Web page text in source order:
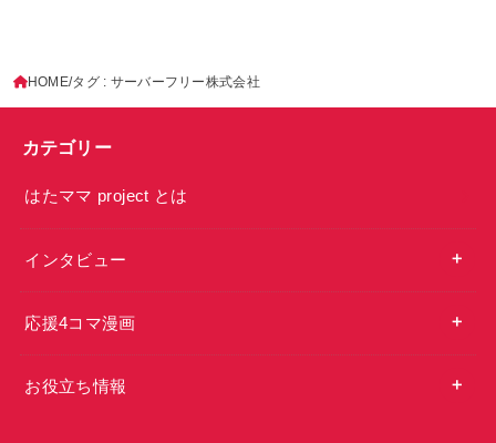
HOME タグ : サーバーフリー株式会社
カテゴリー
はたママ project とは
インタビュー
応援4コマ漫画
お役立ち情報